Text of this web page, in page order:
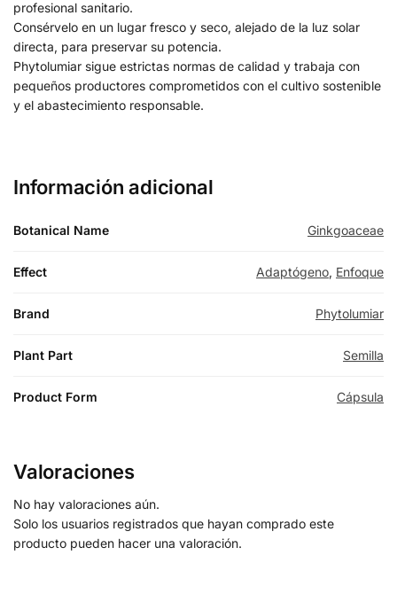
profesional sanitario.
Consérvelo en un lugar fresco y seco, alejado de la luz solar
directa, para preservar su potencia.
Phytolumiar sigue estrictas normas de calidad y trabaja con
pequeños productores comprometidos con el cultivo sostenible
y el abastecimiento responsable.
Información adicional
Botanical Name Ginkgoaceae
Effect Adaptógeno, Enfoque
Brand Phytolumiar
Plant Part Semilla
Product Form Cápsula
Valoraciones
No hay valoraciones aún.
Solo los usuarios registrados que hayan comprado este
producto pueden hacer una valoración.